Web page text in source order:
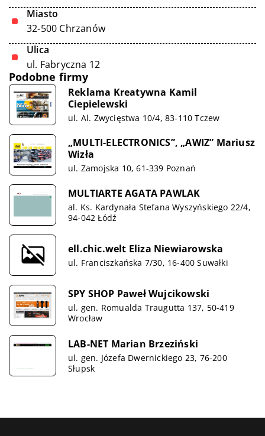
Miasto
32-500 Chrzanów
Ulica
ul. Fabryczna 12
Podobne firmy
Reklama Kreatywna Kamil
Ciepielewski
ul. Al. Zwycięstwa 10/4, 83-110 Tczew
„MULTI-ELECTRONICS”, „AWIZ” Mariusz
Wizła
ul. Zamojska 10, 61-339 Poznań
MULTIARTE AGATA PAWLAK
al. Ks. Kardynała Stefana Wyszyńskiego 22/4,
94-042 Łódź
ell.chic.welt Eliza Niewiarowska
ul. Franciszkańska 7/30, 16-400 Suwałki
SPY SHOP Paweł Wujcikowski
ul. gen. Romualda Traugutta 137, 50-419
Wrocław
LAB-NET Marian Brzeziński
ul. gen. Józefa Dwernickiego 23, 76-200
Słupsk